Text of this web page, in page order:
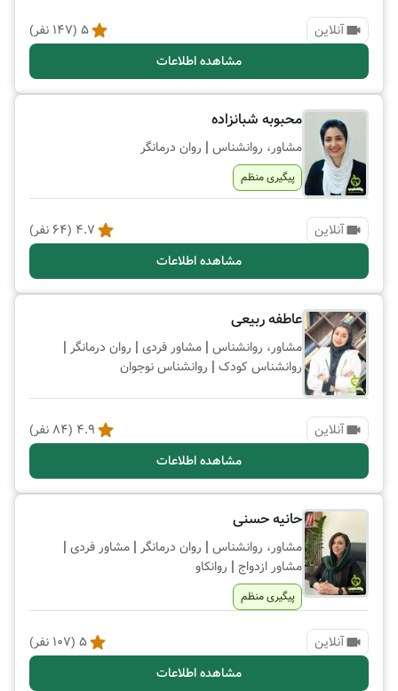
آنلاین 5
(
147 نفر)
مشاهده اطلاعات
محبوبه شبانزاده
مشاور، روانشناس | روان درمانگر
پیگیری منظم
آنلاین 4.7
(
64 نفر)
مشاهده اطلاعات
عاطفه ربیعی
مشاور، روانشناس | مشاور فردی | روان درمانگر |
روانشناس کودک | روانشناس نوجوان
آنلاین 4.9
(
84 نفر)
مشاهده اطلاعات
حانیه حسنی
مشاور، روانشناس | روان درمانگر | مشاور فردی |
مشاور ازدواج | روانکاو
پیگیری منظم
آنلاین 5
(
107 نفر)
مشاهده اطلاعات